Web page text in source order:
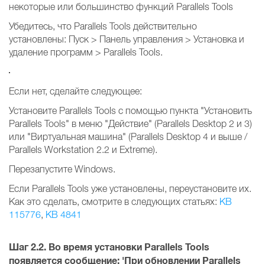
некоторые или большинство функций Parallels Tools
Убедитесь, что Parallels Tools действительно
установлены: Пуск > Панель управления > Установка и
удаление программ > Parallels Tools.
Если нет, сделайте следующее:
Установите Parallels Tools с помощью пункта "Установить
Parallels Tools" в меню "Действие" (Parallels Desktop 2 и 3)
или "Виртуальная машина" (Parallels Desktop 4 и выше /
Parallels Workstation 2.2 и Extreme).
Перезапустите Windows.
Если Parallels Tools уже установлены, переустановите их.
Как это сделать, смотрите в следующих статьях: KB
115776, KB 4841
Шаг 2.2. Во время установки Parallels Tools
появляется сообщение: 'При обновлении Parallels